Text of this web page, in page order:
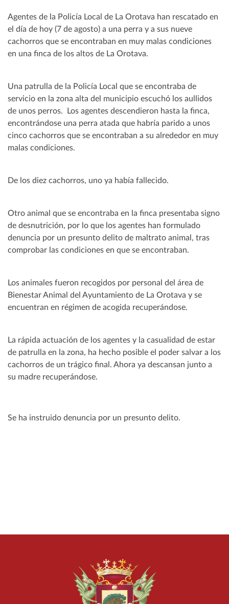
Agentes de la Policía Local de La Orotava han rescatado en
el día de hoy (7 de agosto) a una perra y a sus nueve
cachorros que se encontraban en muy malas condiciones
en una finca de los altos de La Orotava.
Una patrulla de la Policía Local que se encontraba de
servicio en la zona alta del municipio escuchó los aullidos
de unos perros. Los agentes descendieron hasta la finca,
encontrándose una perra atada que habría parido a unos
cinco cachorros que se encontraban a su alrededor en muy
malas condiciones.
De los diez cachorros, uno ya había fallecido.
Otro animal que se encontraba en la finca presentaba signo
de desnutrición, por lo que los agentes han formulado
denuncia por un presunto delito de maltrato animal, tras
comprobar las condiciones en que se encontraban.
Los animales fueron recogidos por personal del área de
Bienestar Animal del Ayuntamiento de La Orotava y se
encuentran en régimen de acogida recuperándose.
La rápida actuación de los agentes y la casualidad de estar
de patrulla en la zona, ha hecho posible el poder salvar a los
cachorros de un trágico final. Ahora ya descansan junto a
su madre recuperándose.
Se ha instruido denuncia por un presunto delito.